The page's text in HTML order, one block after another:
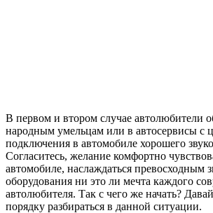
В первом и втором случае автолюбители
народным умельцам или в автосервисы с
подключения в автомобиле хорошего
Согласитесь, желание комфортно
автомобиле, наслаждаться превосходным
оборудования ни это ли мечта каждого
автолюбителя. Так с чего же начать?
порядку разбираться в данной ситуации.